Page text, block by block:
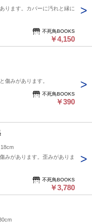
ります。カバーに汚れと縁に
不死鳥BOOKS
￥4,150
傷みがあります。
不死鳥BOOKS
￥390
みがあります。歪みがありま
不死鳥BOOKS
￥3,780